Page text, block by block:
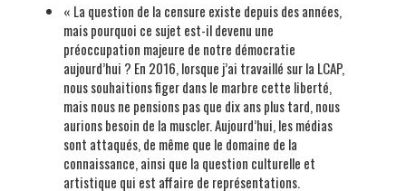
« La question de la censure existe depuis des années,
mais pourquoi ce sujet est-il devenu une
préoccupation majeure de notre démocratie
aujourd’hui ? En 2016, lorsque j’ai travaillé sur la LCAP,
nous souhaitions figer dans le marbre cette liberté,
mais nous ne pensions pas que dix ans plus tard, nous
aurions besoin de la muscler. Aujourd’hui, les médias
sont attaqués, de même que le domaine de la
connaissance, ainsi que la question culturelle et
artistique qui est affaire de représentations.